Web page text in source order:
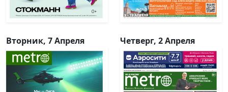
Вторник, 7 Апреля Четверг, 2 Апреля